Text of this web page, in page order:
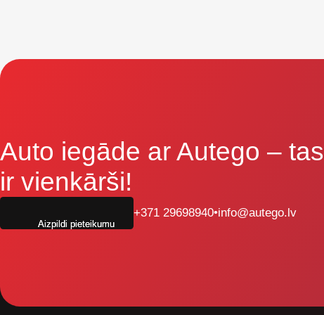
Auto iegāde ar Autego – tas
ir vienkārši!
+371 29698940•info@autego.lv